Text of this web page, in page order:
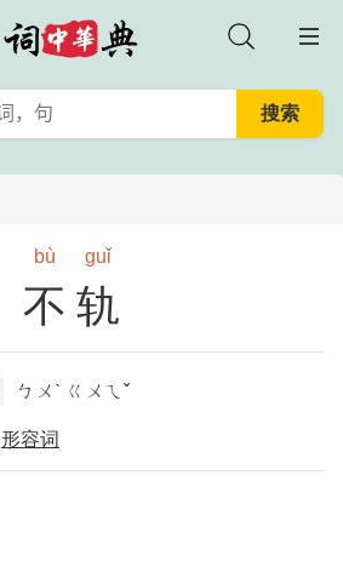
bù guǐ
不轨
ㄅㄨˋ ㄍㄨㄟˇ
形容词